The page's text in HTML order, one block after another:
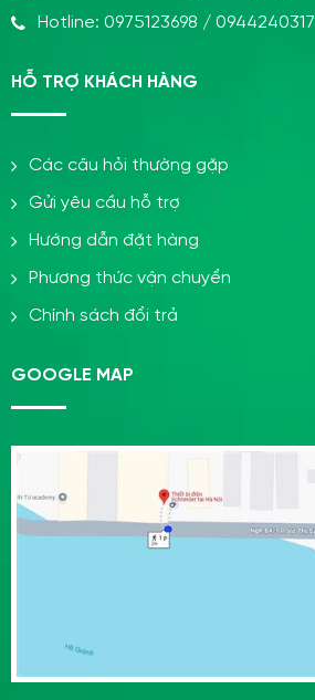
Hotline: 0975123698 / 0944240317
HỖ TRỢ KHÁCH HÀNG
Các câu hỏi thường gặp
Gửi yêu cầu hỗ trợ
Hướng dẫn đặt hàng
Phương thức vận chuyển
Chính sách đổi trả
GOOGLE MAP